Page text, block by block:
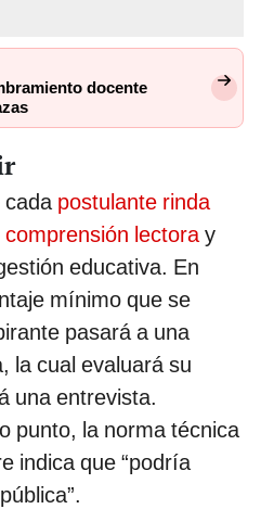
docente
cada postulante rinda
lectoray
educativa. En
mínimo que se
pasará a una
la cual evaluará su
una entrevista.
punto, la norma técnica
indica que “podría